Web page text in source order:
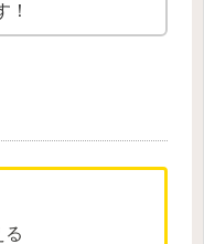
！
る